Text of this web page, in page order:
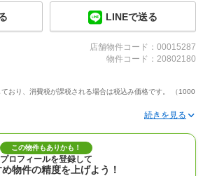
LINEで送る
店舗物件コード：00015287
物件コード：20802180
おり、消費税が課税される場合は税込み価格です。 （1000
（絵）や間取り図に描かれている家具や車などは、特にコ
価格は含まれません。
日の２日前に最終確認した情報です。
、外観等実際のものとは多少異なることがあります。
示場・ショールームの画像の場合、今回販売の物件と異な
この物件もありかも！
プロフィールを登録して
物件の精度を上げよう！